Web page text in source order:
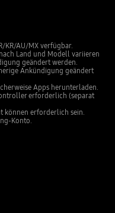
KR/AU/MX verfügbar.
Land und Modell variieren
geändert werden.
Ankündigung geändert
Apps herunterladen.
erforderlich (separat
können erforderlich sein.
Konto.